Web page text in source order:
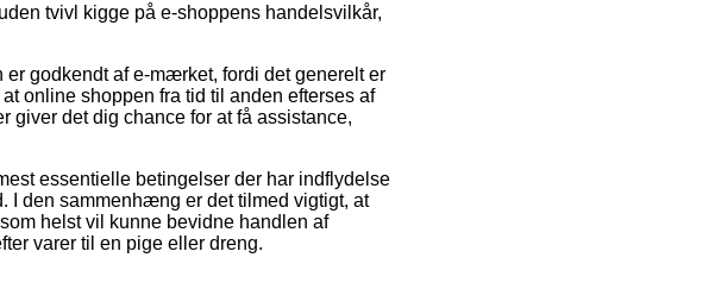
tvivl kigge på e-shoppens handelsvilkår,
godkendt af e-mærket, fordi det generelt er
online shoppen fra tid til anden efterses af
giver det dig chance for at få assistance,
essentielle betingelser der har indflydelse
I den sammenhæng er det tilmed vigtigt, at
helst vil kunne bevidne handlen af
varer til en pige eller dreng.